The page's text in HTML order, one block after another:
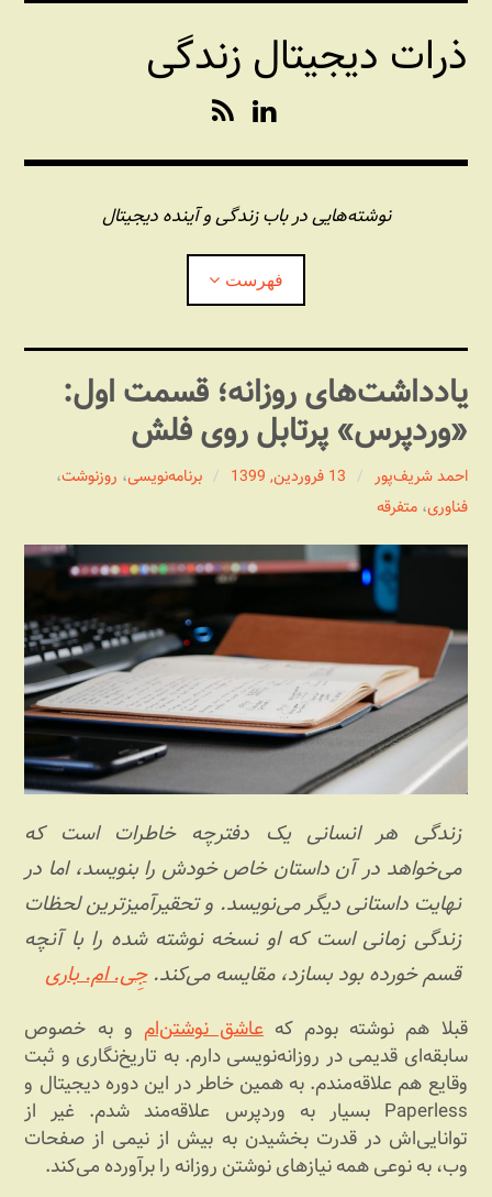
رفتن
محتواذرات دیجیتال زندگی
n
k
e
d
I
n
S
نوشته‌هایی در باب زندگی و آینده دیجیتال
فهرست
درباره این وبلاگ
مجله شبکه
پندهای یونیکسی استاد «فو» بازکردن
یادداشت‌های روزانه؛ قسمت اول:
«وردپرس» پرتابل روی فلش
احمد شریف‌پور 13 فروردین, 1399 برنامه‏‌نویسی، روزنوشت،
فناوری،متفرقه
زندگی هر انسانی یک دفترچه خاطرات است که
می‌خواهد در آن داستان خاص خودش را بنویسد، اما در
نهایت داستانی دیگر می‌نویسد. و تحقیر‌آمیزترین لحظات
زندگی زمانی است که او نسخه نوشته شده را با آنچه
قسم خورده بود بسازد، مقایسه می‌کند.جِی. ام. باری
قبلا هم نوشته بودم کهعاشق نوشتن‌ام و به خصوص
سابقه‌ای قدیمی در روزانه‌نویسی دارم. به تاریخ‌نگاری و ثبت
وقایع هم علاقه‌مندم. به همین خاطر در این دوره دیجیتال و
Paperless بسیار به وردپرس علاقه‌مند شدم. غیر از
توانایی‌اش در قدرت بخشیدن به بیش از نیمی از صفحات
وب، به نوعی همه نیازهای نوشتن روزانه را برآورده می‌کند.